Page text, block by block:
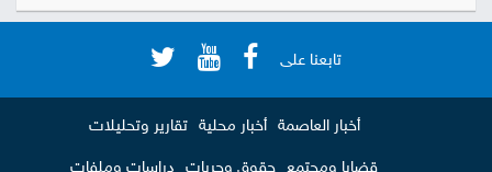
تابعنا على
أخبار العاصمة أخبار محلية تقارير وتحليلات
قضايا ومجتمع حقوق وحريات دراسات وملفات